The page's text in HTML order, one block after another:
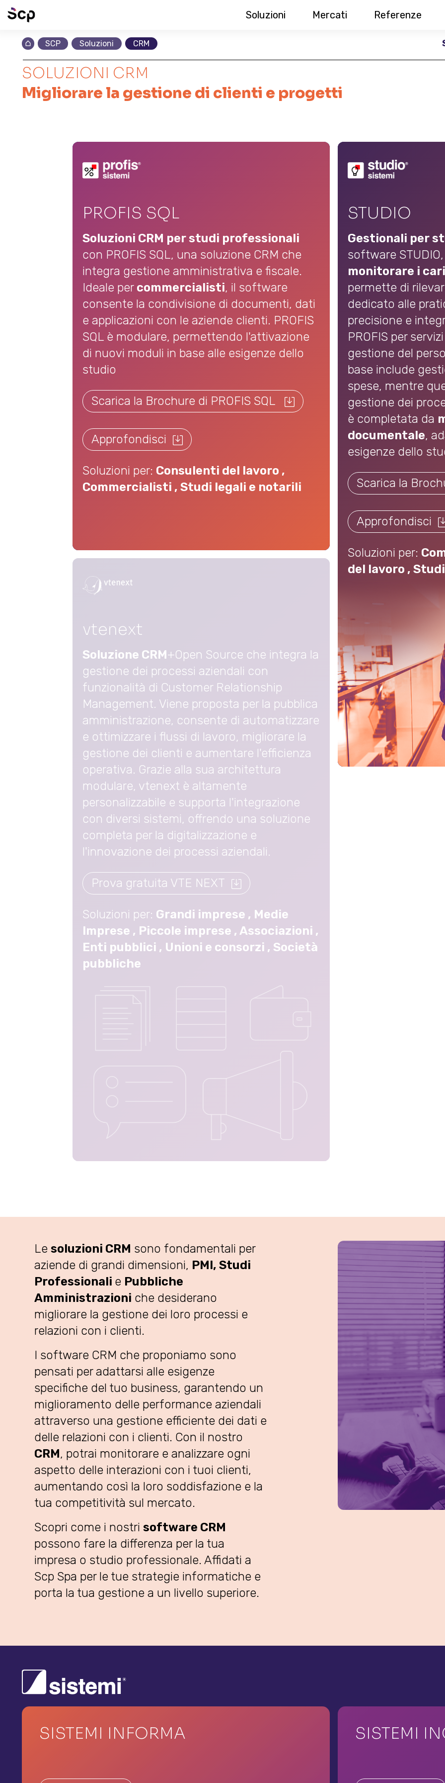
Soluzioni Mercati Referenze
SCP Soluzioni CRM
SOLUZIONI CRM
Migliorare la gestione di clienti e progetti
vtenext
Soluzione CRM+Open Source che integra la
gestione dei processi aziendali con
funzionalità di Customer Relationship
Management. Viene proposta per la pubblica
amministrazione, consente di automatizzare
e ottimizzare i flussi di lavoro, migliorare la
gestione dei clienti e aumentare l'efficienza
operativa. Grazie alla sua architettura
modulare, vtenext è altamente
personalizzabile e supporta l'integrazione
con diversi sistemi, offrendo una soluzione
completa per la digitalizzazione e
l'innovazione dei processi aziendali.
Prova gratuita VTE NEXT
Soluzioni per: Grandi imprese , Medie
Imprese , Piccole imprese , Associazioni ,
Enti pubblici , Unioni e consorzi , Società
pubbliche
PROFIS SQL
Soluzioni CRM per studi professionali
con PROFIS SQL, una soluzione CRM che
integra gestione amministrativa e fiscale.
Ideale per commercialisti, il software
consente la condivisione di documenti, dati
e applicazioni con le aziende clienti. PROFIS
SQL è modulare, permettendo l'attivazione
di nuovi moduli in base alle esigenze dello
studio
Scarica la Brochure di PROFIS SQL
Il
Brochure
di
potrebbe
Approfondisci
Soluzioni per: Consulenti del lavoro ,
Commercialisti , Studi legali e notarili
STUDIO
Gestionali per
software
monitorare i
permette di
dedicato alle
precisione e
PROFIS per
gestione del
base include
spese, mentre
gestione dei
è completata da
documentale,
esigenze dello
Scarica la
Approfondisci
Soluzioni per:
del lavoro ,
Le soluzioni CRM sono fondamentali per
aziende di grandi dimensioni, PMI, Studi
Professionali e Pubbliche
Amministrazioni che desiderano
migliorare la gestione dei loro processi e
relazioni con i clienti.
I software CRM che proponiamo sono
pensati per adattarsi alle esigenze
specifiche del tuo business, garantendo un
miglioramento delle performance aziendali
attraverso una gestione efficiente dei dati e
delle relazioni con i clienti. Con il nostro
CRM, potrai monitorare e analizzare ogni
aspetto delle interazioni con i tuoi clienti,
aumentando così la loro soddisfazione e la
tua competitività sul mercato.
Scopri come i nostri software CRM
possono fare la differenza per la tua
impresa o studio professionale. Affidati a
Scp Spa per le tue strategie informatiche e
porta la tua gestione a un livello superiore.
SISTEMI INFORMA SISTEMI